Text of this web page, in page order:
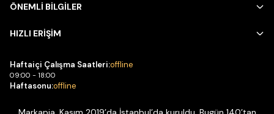
ÖNEMLİ BİLGİLER
HIZLI ERİŞİM
Haftaiçi Çalışma Saatleri:offline
09:00 - 18:00
Haftasonu:offline